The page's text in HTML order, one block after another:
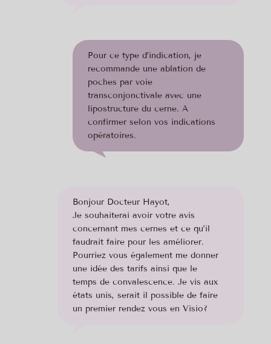
Pour ce type d’indication, je
recommande une ablation de
poches par voie
transconjonctivale avec une
lipostructure du cerne. A
confirmer selon vos indications
opératoires.
Bonjour Docteur Hayot,
Je souhaiterai avoir votre avis
concernant mes cernes et ce qu’il
faudrait faire pour les améliorer.
Pourriez vous également me donner
une idée des tarifs ainsi que le
temps de convalescence. Je vis aux
états unis, serait il possible de faire
un premier rendez vous en Visio?